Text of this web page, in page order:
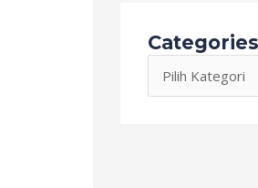
Categories